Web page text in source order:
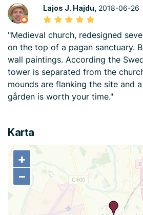
Lajos J. Hajdu, 2018-06-26
"Medieval church, redesigned
on the top of a pagan sanctuary.
wall paintings. According the
tower is separated from the
mounds are flanking the site and
gården is worth your time."
Karta
+
−
+
−